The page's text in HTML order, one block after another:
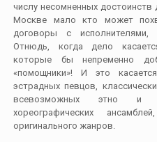
числу несомненных достоинств
Москве мало кто может
договоры с исполнителями,
Отнюдь, когда дело
которые бы непременно
«помощники»! И это
эстрадных певцов,
всевозможных этно и
хореографических
оригинального жанров.